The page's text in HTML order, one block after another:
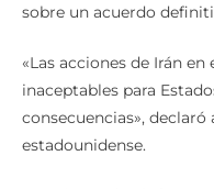
sobre un acuerdo
«Las acciones de Irán
inaceptables para
consecuencias»,
estadounidense.